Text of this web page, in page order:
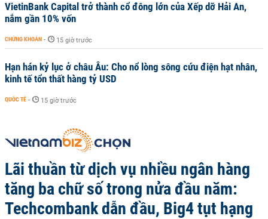
VietinBank Capital trở thành cổ đông lớn của Xếp dỡ Hải An,
nắm gần 10% vốn
CHỨNG KHOÁN - 15 giờ trước
Hạn hán kỷ lục ở châu Âu: Cho nổ lòng sông cứu điện hạt nhân,
kinh tế tổn thất hàng tỷ USD
QUỐC TẾ - 15 giờ trước
Lãi thuần từ dịch vụ nhiều ngân hàng
tăng ba chữ số trong nửa đầu năm:
Techcombank dẫn đầu, Big4 tụt hạng